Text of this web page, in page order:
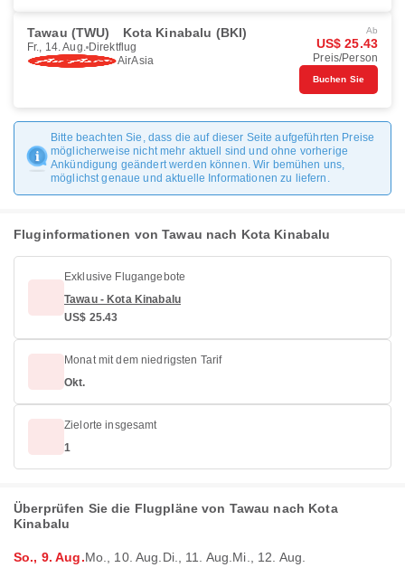
Tawau (TWU) Kota Kinabalu (BKI)
Fr., 14. Aug. Direktflug
AirAsia
Ab
US$ 25.43
Preis/Person
Buchen Sie
Bitte beachten Sie, dass die auf dieser Seite aufgeführten Preise
möglicherweise nicht mehr aktuell sind und ohne vorherige
Ankündigung geändert werden können. Wir bemühen uns,
möglichst genaue und aktuelle Informationen zu liefern.
Fluginformationen von Tawau nach Kota Kinabalu
Exklusive Flugangebote
Tawau - Kota Kinabalu
US$ 25.43
Monat mit dem niedrigsten Tarif
Okt.
Zielorte insgesamt
1
Überprüfen Sie die Flugpläne von Tawau nach Kota
Kinabalu
So., 9. Aug.Mo., 10. Aug. Di., 11. Aug. Mi., 12. Aug.